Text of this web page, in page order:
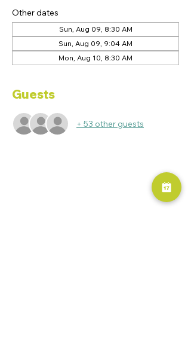
Other dates
Sun, Aug 09, 8:30 AM
Sun, Aug 09, 9:04 AM
Mon, Aug 10, 8:30 AM
Guests
+ 53 other guests